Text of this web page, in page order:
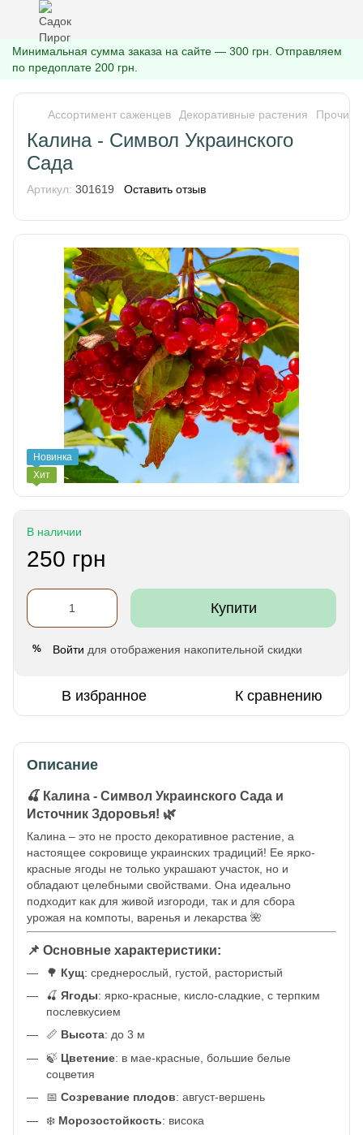
Минимальная сумма заказа на сайте — 300 грн. Отправляем
по предоплате 200 грн.
Ассортимент саженцев Декоративные растения Прочие
Калина - Символ Украинского
Сада
Артикул: 301619 Оставить отзыв
Новинка
Хит
В наличии
250 грн
Купити
% Войти для отображения накопительной скидки
В избранное К сравнению
Описание
🍒 Калина - Символ Украинского Сада и
Источник Здоровья! 🌿
Калина – это не просто декоративное растение, а
настоящее сокровище украинских традиций! Ее ярко-
красные ягоды не только украшают участок, но и
обладают целебными свойствами. Она идеально
подходит как для живой изгороди, так и для сбора
урожая на компоты, варенья и лекарства 🌺
📌 Основные характеристики:
🌳 Кущ: среднерослый, густой, растористый
🍒 Ягоды: ярко-красные, кисло-сладкие, с терпким
послевкусием
📏 Высота: до 3 м
🍃 Цветение: в мае-красные, большие белые
соцветия
📅 Созревание плодов: август-вершень
❄️ Морозостойкость: висока